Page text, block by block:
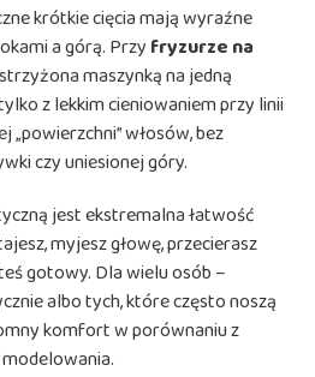
krótkie cięcia mają wyraźne
a górą. Przy fryzurze na
maszynką na jedną
z lekkim cieniowaniem przy linii
włosów, bez
czy uniesionej góry.
jest ekstremalna łatwość
myjesz głowę, przecierasz
gotowy. Dla wielu osób –
albo tych, które często noszą
komfort w porównaniu z